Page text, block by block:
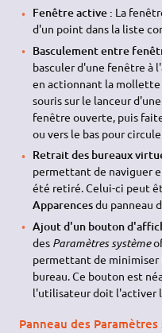
Fenêtre active : La
d'un point dans la liste
Basculement entre
basculer d'une fenêtre à
en actionnant la mollette
souris sur le lanceur
fenêtre ouverte, puis
ou vers le bas pour
Retrait des bureaux
permettant de naviguer
été retiré. Celui-ci peut
Apparencesdu panneau
Ajout d'un bouton
des Paramètres système
permettant de minimiser
bureau. Ce bouton est
l'utilisateur doit l'activer
Panneau des Paramètres